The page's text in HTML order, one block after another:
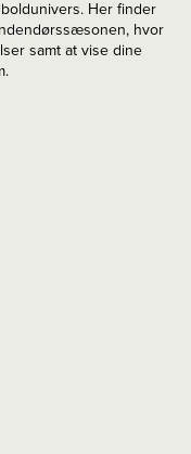
Her finder
hvor
samt at vise dine